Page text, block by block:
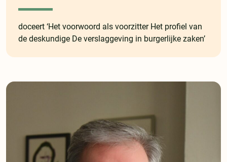
doceert ‘Het voorwoord als voorzitter Het profiel van
de deskundige De verslaggeving in burgerlijke zaken’